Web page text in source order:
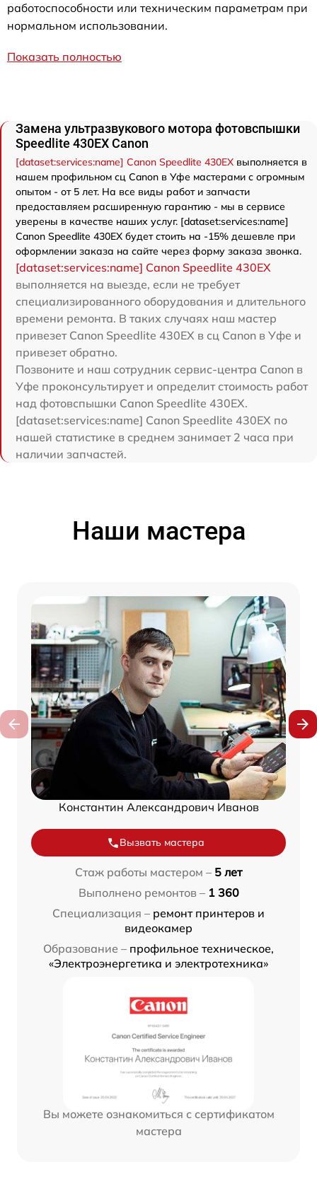
работоспособности или техническим параметрам при
нормальном использовании.
Показать полностью
Замена ультразвукового мотора фотовспышки
Speedlite 430EX Canon
[dataset:services:name] Canon Speedlite 430EX выполняется в
нашем профильном сц Canon в Уфе мастерами с огромным
опытом - от 5 лет. На все виды работ и запчасти
предоставляем расширенную гарантию - мы в сервисе
уверены в качестве наших услуг. [dataset:services:name]
Canon Speedlite 430EX будет стоить на -15% дешевле при
оформлении заказа на сайте через форму заказа звонка.
[dataset:services:name] Canon Speedlite 430EX
выполняется на выезде, если не требует
специализированного оборудования и длительного
времени ремонта. В таких случаях наш мастер
привезет Canon Speedlite 430EX в сц Canon в Уфе и
привезет обратно.
Позвоните и наш сотрудник сервис-центра Canon в
Уфе проконсультирует и определит стоимость работ
над фотовспышки Canon Speedlite 430EX.
[dataset:services:name] Canon Speedlite 430EX по
нашей статистике в среднем занимает 2 часа при
наличии запчастей.
Наши мастера
Константин Александрович Иванов
Вызвать мастера
Стаж работы мастером – 5 лет
Выполнено ремонтов – 1 360
Специализация – ремонт принтеров и
видеокамер
Образование – профильное техническое,
«Электроэнергетика и электротехника»
Вы можете ознакомиться с сертификатом
мастера